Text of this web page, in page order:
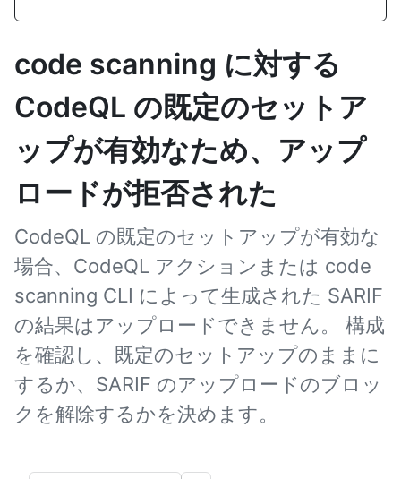
code scanning に対する
CodeQL の既定のセットア
ップが有効なため、アップ
ロードが拒否された
CodeQL の既定のセットアップが有効な
場合、CodeQL アクションまたは code
scanning CLI によって生成された SARIF
の結果はアップロードできません。 構成
を確認し、既定のセットアップのままに
するか、SARIF のアップロードのブロッ
クを解除するかを決めます。